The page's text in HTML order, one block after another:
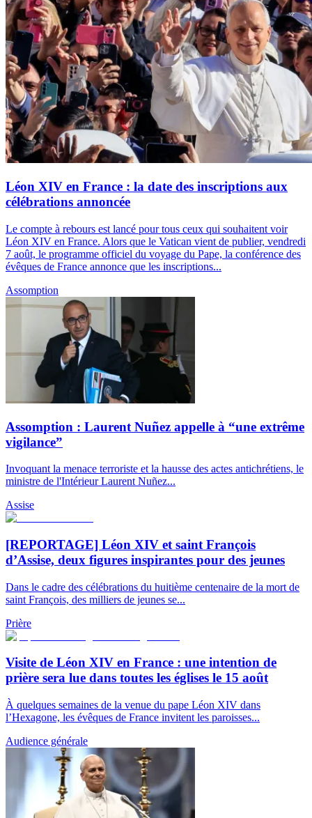
Léon XIV en France : la date des inscriptions aux
célébrations annoncée
Le compte à rebours est lancé pour tous ceux qui souhaitent voir
Léon XIV en France. Alors que le Vatican vient de publier, vendredi
7 août, le programme officiel du voyage du Pape, la conférence des
évêques de France annonce que les inscriptions...
Assomption
Assomption : Laurent Nuñez appelle à “une extrême
vigilance”
Invoquant la menace terroriste et la hausse des actes antichrétiens, le
ministre de l'Intérieur Laurent Nuñez...
Assise
[REPORTAGE] Léon XIV et saint François
d’Assise, deux figures inspirantes pour des jeunes
Dans le cadre des célébrations du huitième centenaire de la mort de
saint François, des milliers de jeunes se...
Prière
Visite de Léon XIV en France : une intention de
prière sera lue dans toutes les églises le 15 août
À quelques semaines de la venue du pape Léon XIV dans
l’Hexagone, les évêques de France invitent les paroisses...
Audience générale